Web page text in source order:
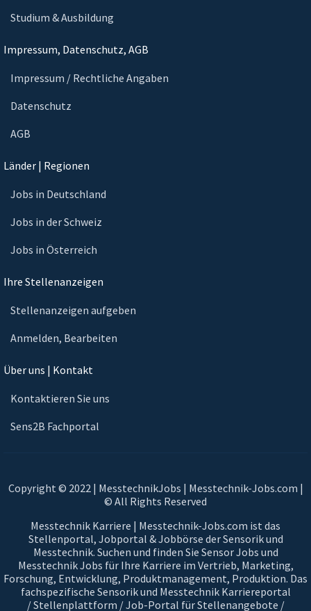
Studium & Ausbildung
Impressum, Datenschutz, AGB
Impressum / Rechtliche Angaben
Datenschutz
AGB
Länder | Regionen
Jobs in Deutschland
Jobs in der Schweiz
Jobs in Österreich
Ihre Stellenanzeigen
Stellenanzeigen aufgeben
Anmelden, Bearbeiten
Über uns | Kontakt
Kontaktieren Sie uns
Sens2B Fachportal
Copyright © 2022 | MesstechnikJobs | Messtechnik-Jobs.com |
© All Rights Reserved
Messtechnik Karriere | Messtechnik-Jobs.com ist das
Stellenportal, Jobportal & Jobbörse der Sensorik und
Messtechnik. Suchen und finden Sie Sensor Jobs und
Messtechnik Jobs für Ihre Karriere im Vertrieb, Marketing,
Forschung, Entwicklung, Produktmanagement, Produktion. Das
fachspezifische Sensorik und Messtechnik Karriereportal
/ Stellenplattform / Job-Portal für Stellenangebote /